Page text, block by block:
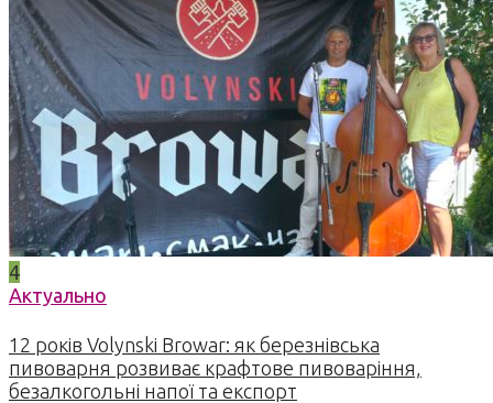
4
Актуально
12 років Volynski Browar: як березнівська
пивоварня розвиває крафтове пивоваріння,
безалкогольні напої та експорт